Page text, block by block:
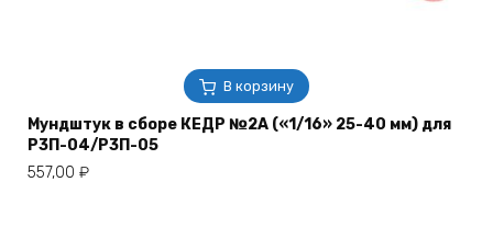
В корзину
Мундштук в сборе КЕДР №2А («1/16» 25-40 мм) для
Р3П-04/Р3П-05
557,00 ₽